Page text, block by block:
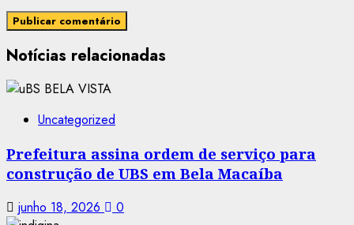
Notícias relacionadas
Uncategorized
Prefeitura assina ordem de serviço para
construção de UBS em Bela Macaíba
junho 18, 2026 0